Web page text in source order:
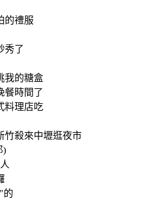
的禮服
秀了
我的糖盒
餐時間了
料理店吃
竹殺來中壢逛夜市
)
的